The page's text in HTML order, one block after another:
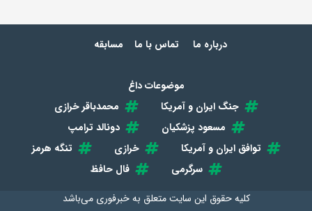
درباره ما تماس با ما مسابقه
موضوعات داغ
جنگ ایران و آمریکا
محمدباقر خرازی
مسعود پزشکیان
دونالد ترامپ
توافق ایران و آمریکا
خرازی
تنگه هرمز
سرگرمی
فال حافظ
کلیه حقوق این سایت متعلق بهخبرفوری می‌باشد